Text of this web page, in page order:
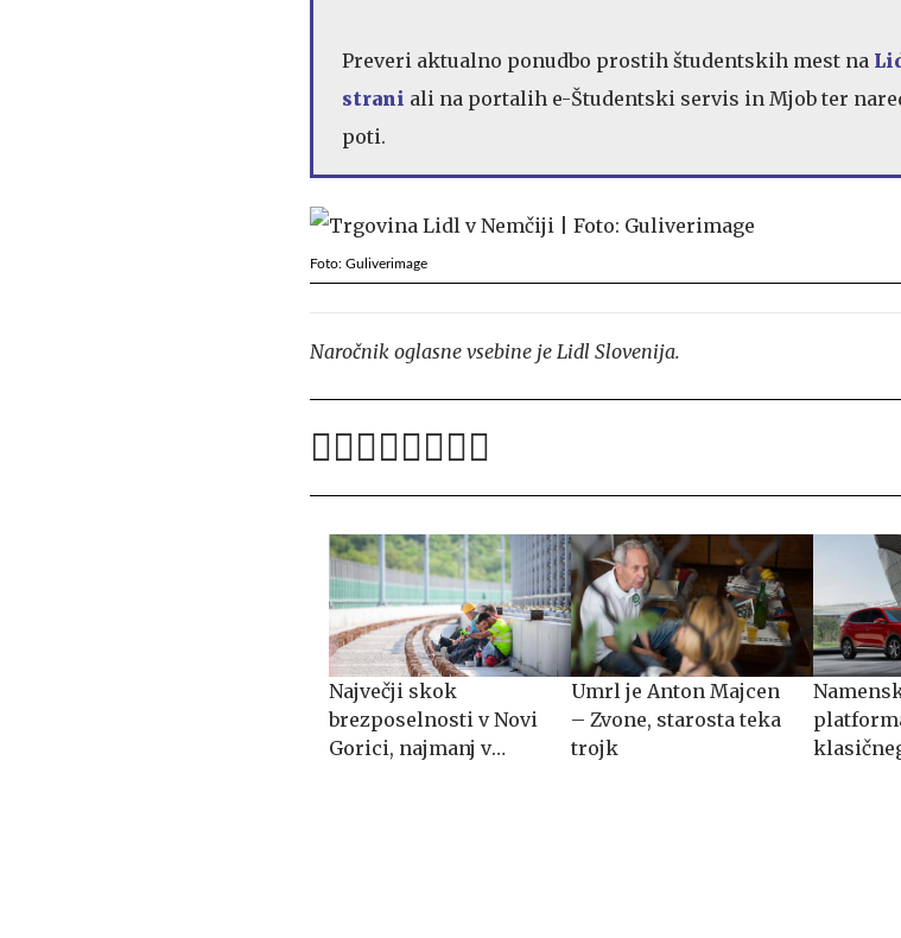
Preveri aktualno ponudbo prostih študentskih mest na
strani ali na portalih e-Študentski servis in Mjob ter
poti.
Foto: Guliverimage
Naročnik oglasne vsebine je Lidl Slovenija.
Največji skok
brezposelnosti v Novi
Gorici, najmanj v
Umrl je Anton Majcen
– Zvone, starosta teka
trojk